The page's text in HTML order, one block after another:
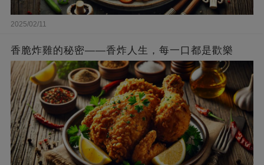
2025/02/11
香脆炸雞的秘密——香炸人生，每一口都是歡樂